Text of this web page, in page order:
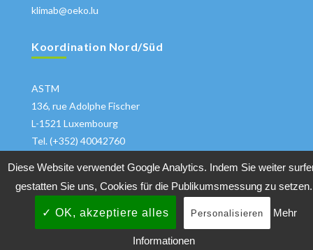
klimab@oeko.lu
Koordination Nord/Süd
ASTM
136, rue Adolphe Fischer
L-1521 Luxembourg
Tel. (+352) 40042760
Copyrights 2018 All Rights ReservedKlimabuendnis|
Datenschutzhinweise
Diese Website verwendet Google Analytics. Indem Sie weiter
gestatten Sie uns, Cookies für die Publikumsmessung zu setzen.
✓ OK, akzeptiere alles Personalisieren Mehr
Informationen